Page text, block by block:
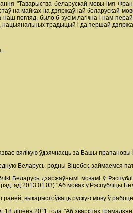
"Таварыства беларускай мовы імя
на майках на дзяржаўнай беларускай
погляд, было б зусім лагічна і нам
нацыянальных традыцый і да першай
вялікую ўдзячнасць за Вашы прапановы
Беларусь, родны Віцебск, займаемся
Беларусь дзяржаўнымі мовамі ў
ад 2013.01.03) "Аб мовах у Рэспубліцы
раней, выкарыстоўваць рускую мову ў
18 ліпеня 2011 года "Аб зваротах